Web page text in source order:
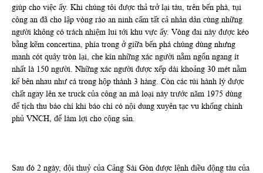
giúp cho việc ấy. Khi chúng tôi được thả trở lại tàu, trên bến phà, tụi
công an đã cho lập vòng rào an ninh cấm tất cả nhân dân cùng những
người không có trách nhiệm lui tới khu vực ấy. Vòng đai này được kéo
bằng kẽm concertina, phía trong ở giữa bến phá chúng dùng nhưng
manh cót quây tròn lại, che kín những xác người nằm ngổn ngang ít
nhất là 150 người. Những xác người được xếp dài khoảng 30 mét nằm
kế bên nhau như cá trong hộp thành 3 hàng. Còn các túi hành lý được
chất ngay lên xe truck của công an mà loại này trước năm 1975 dùng
để tịch thu báo chí khi báo chí có nội dung xuyên tạc vu khống chính
phủ VNCH, để làm lợi cho cộng sản.
Sau đó 2 ngày, đội thuỷ của Cảng Sài Gòn được lệnh điều động tàu của